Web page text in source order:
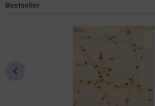
Bestseller